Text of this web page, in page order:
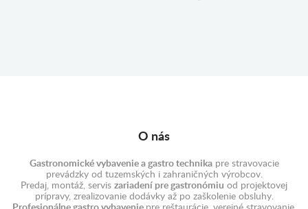
O nás
Gastronomické vybavenie a gastro technikapre stravovacie
prevádzky od tuzemských i zahraničných výrobcov.
Predaj, montáž, servis zariadení pre gastronómiu od projektovej
prípravy, zrealizovanie dodávky až po zaškolenie obsluhy.